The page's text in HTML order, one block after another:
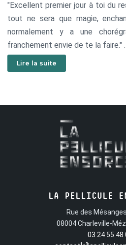
"Excellent premier jour à toi du
tout ne sera que magie,
normalement y a une
franchement envie de te la faire."
Il était une fois Wanda et ses
parc d’attraction.
Lire la suite
LA PELLICULE
Rue des
08004 Charleville-
03 24 55 48